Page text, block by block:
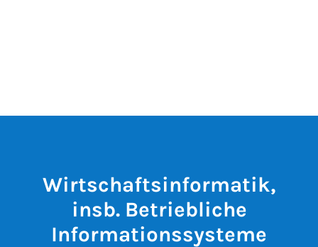
Wirtschaftsinformatik,
insb. Betriebliche
Informationssysteme